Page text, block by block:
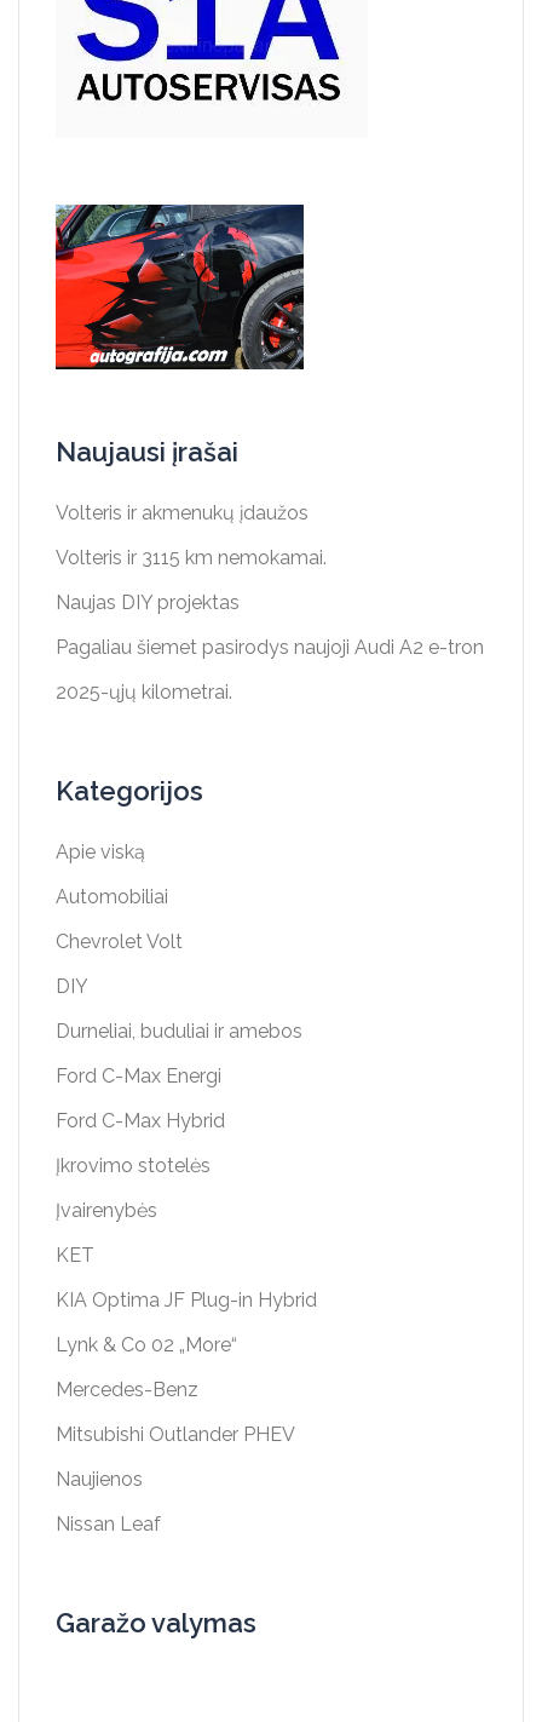
Naujausi įrašai
Volteris ir akmenukų įdaužos
Volteris ir 3115 km nemokamai.
Naujas DIY projektas
Pagaliau šiemet pasirodys naujoji Audi A2 e-tron
2025-ųjų kilometrai.
Kategorijos
Apie viską
Automobiliai
Chevrolet Volt
DIY
Durneliai, buduliai ir amebos
Ford C-Max Energi
Ford C-Max Hybrid
Įkrovimo stotelės
Įvairenybės
KET
KIA Optima JF Plug-in Hybrid
Lynk & Co 02 „More“
Mercedes-Benz
Mitsubishi Outlander PHEV
Naujienos
Nissan Leaf
Garažo valymas